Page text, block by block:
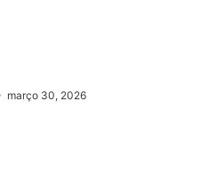
março 30, 2026